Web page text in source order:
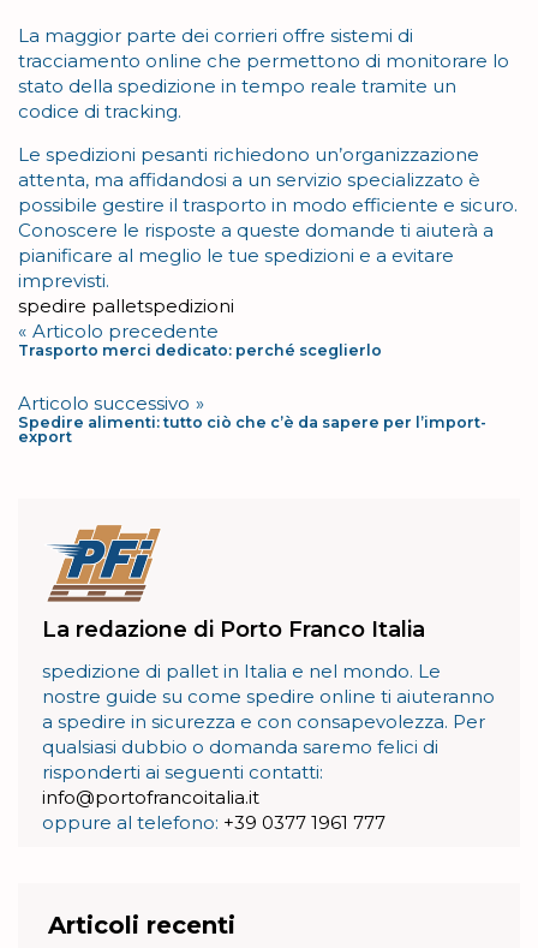
La maggior parte dei corrieri offre sistemi di
tracciamento online che permettono di monitorare lo
stato della spedizione in tempo reale tramite un
codice di tracking.
Le spedizioni pesanti richiedono un’organizzazione
attenta, ma affidandosi a un servizio specializzato è
possibile gestire il trasporto in modo efficiente e sicuro.
Conoscere le risposte a queste domande ti aiuterà a
pianificare al meglio le tue spedizioni e a evitare
imprevisti.
Tag
spedire palletspedizioni
Navigazione
articoli
Articolo precedente
Trasporto merci dedicato: perché sceglierlo
Articolo successivo
Spedire alimenti: tutto ciò che c’è da sapere per l’import-
export
La redazione di Porto Franco Italia
spedizione di pallet in Italia e nel mondo. Le
nostre guide su come spedire online ti aiuteranno
a spedire in sicurezza e con consapevolezza. Per
qualsiasi dubbio o domanda saremo felici di
risponderti ai seguenti contatti:
info@portofrancoitalia.it
oppure al telefono: +39 0377 1961 777
Articoli recenti